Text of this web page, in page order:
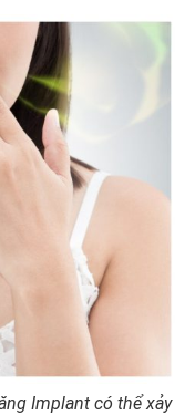
Implant có thể xảy